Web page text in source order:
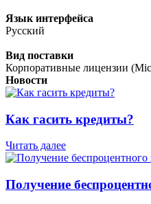
Язык интерфейса
Русский
Вид поставки
Корпоративные лицензии
Новости
Как гасить кредиты?
Читать далее
Получение